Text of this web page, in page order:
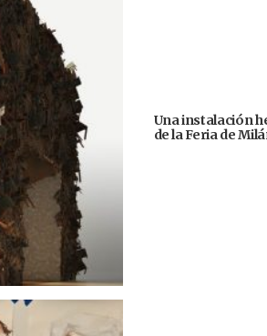
Una instalación
de la Feria de